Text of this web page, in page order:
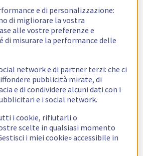
e di personalizzazione:
di migliorare la vostra
alle vostre preferenze e
di misurare la performance delle
network e di partner terzi: che ci
pubblicità mirate, di
e di condividere alcuni dati con i
e i social network.
i cookie, rifiutarli o
scelte in qualsiasi momento
i miei cookie» accessibile in